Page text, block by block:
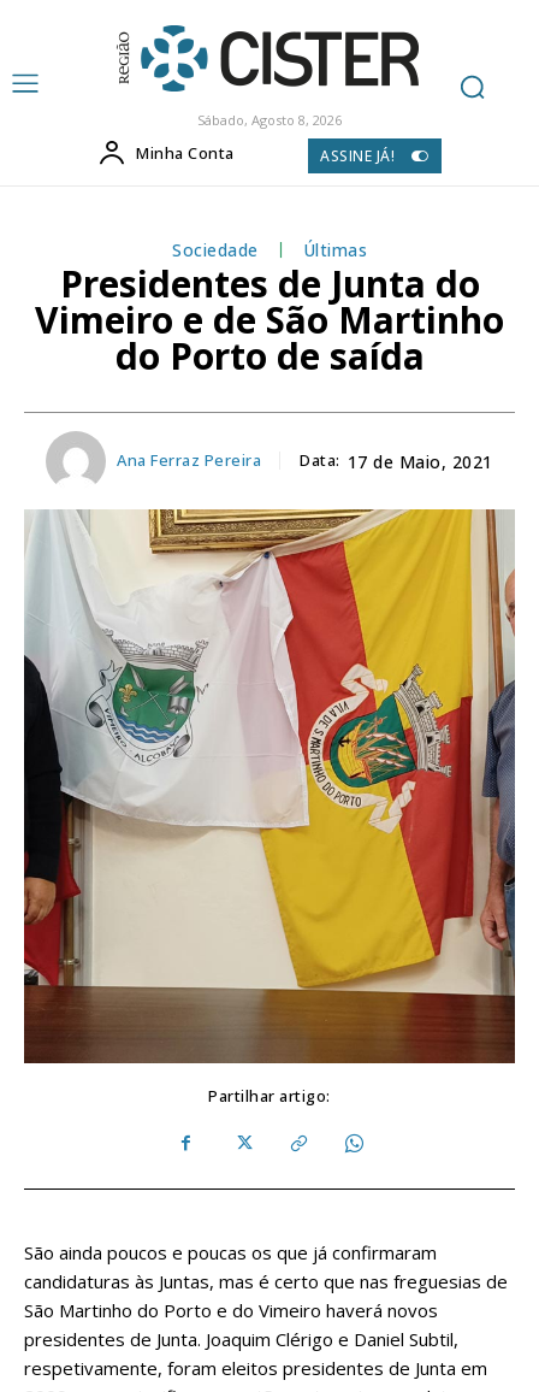
Sábado, Agosto 8, 2026
Minha Conta ASSINE JÁ!
Sociedade Últimas
Presidentes de Junta do
Vimeiro e de São Martinho
do Porto de saída
Ana Ferraz Pereira Data: 17 de Maio, 2021
Partilhar artigo:
São ainda poucos e poucas os que já confirmaram
candidaturas às Juntas, mas é certo que nas freguesias de
São Martinho do Porto e do Vimeiro haverá novos
presidentes de Junta. Joaquim Clérigo e Daniel Subtil,
respetivamente, foram eleitos presidentes de Junta em